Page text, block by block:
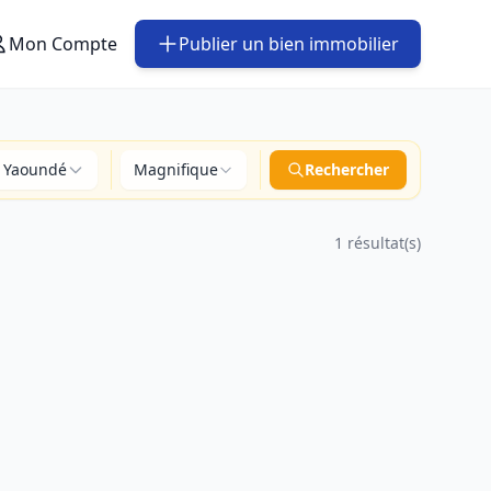
Mon Compte Publier un bien immobilier
Yaoundé Magnifique Rechercher
1 résultat(s)